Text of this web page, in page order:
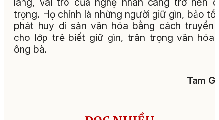
làng, vai trò của nghệ nhân càng trở nên
trọng. Họ chính là những người giữ gìn, bảo
phát huy di sản văn hóa bằng cách truyền
cho lớp trẻ biết giữ gìn, trân trọng văn hóa
ông bà.
Tam